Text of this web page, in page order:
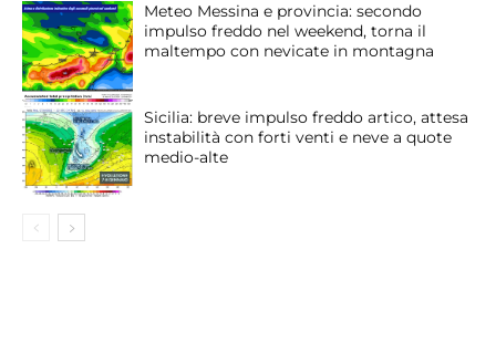
Meteo Messina e provincia: secondo
impulso freddo nel weekend, torna il
maltempo con nevicate in montagna
Sicilia: breve impulso freddo artico, attesa
instabilità con forti venti e neve a quote
medio-alte